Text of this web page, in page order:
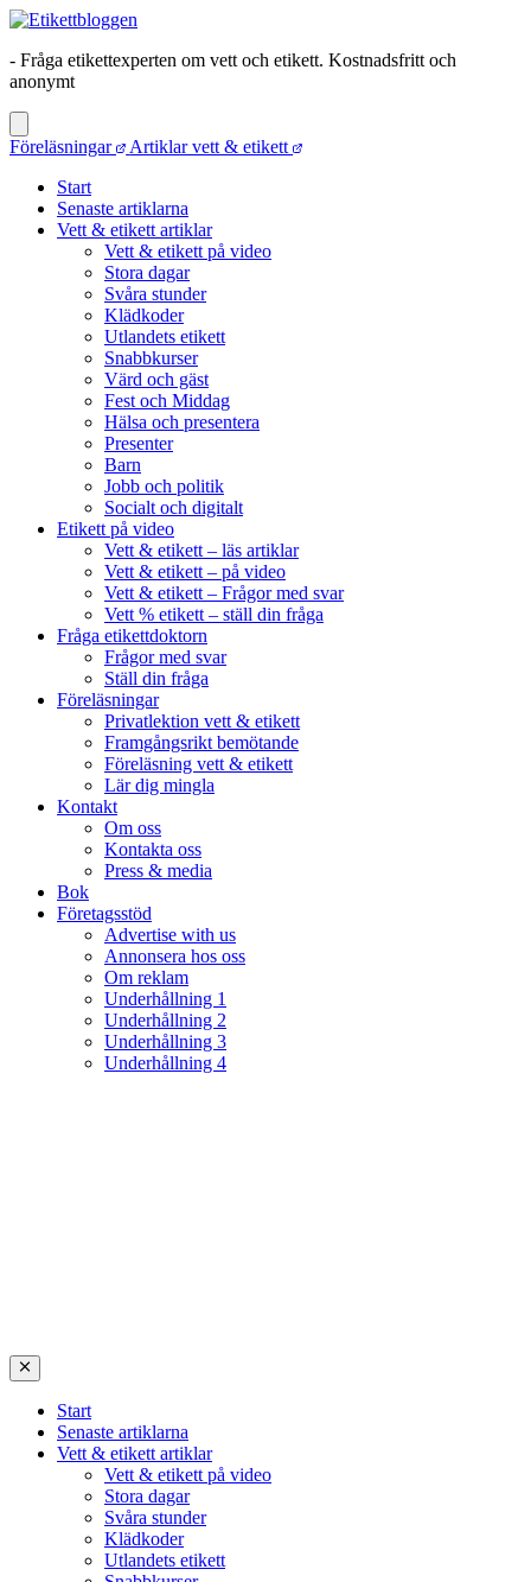
- Fråga etikettexperten om vett och etikett. Kostnadsfritt och
anonymt
Föreläsningar
Artiklar vett & etikett
Start
Senaste artiklarna
Vett & etikett artiklar
Vett & etikett på video
Stora dagar
Svåra stunder
Klädkoder
Utlandets etikett
Snabbkurser
Värd och gäst
Fest och Middag
Hälsa och presentera
Presenter
Barn
Jobb och politik
Socialt och digitalt
Etikett på video
Vett & etikett – läs artiklar
Vett & etikett – på video
Vett & etikett – Frågor med svar
Vett % etikett – ställ din fråga
Fråga etikettdoktorn
Frågor med svar
Ställ din fråga
Föreläsningar
Privatlektion vett & etikett
Framgångsrikt bemötande
Föreläsning vett & etikett
Lär dig mingla
Kontakt
Om oss
Kontakta oss
Press & media
Bok
Företagsstöd
Advertise with us
Annonsera hos oss
Om reklam
Underhållning 1
Underhållning 2
Underhållning 3
Underhållning 4
Start
Senaste artiklarna
Vett & etikett artiklar
Vett & etikett på video
Stora dagar
Svåra stunder
Klädkoder
Utlandets etikett